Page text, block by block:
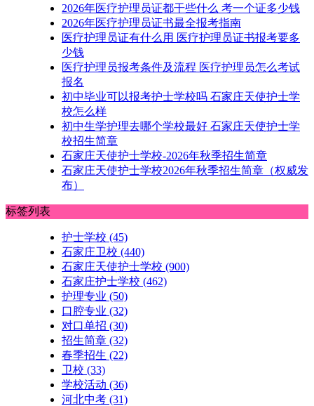
2026年医疗护理员证都干些什么 考一个证多少钱
2026年医疗护理员证书最全报考指南
医疗护理员证有什么用 医疗护理员证书报考要多
少钱
医疗护理员报考条件及流程 医疗护理员怎么考试
报名
初中毕业可以报考护士学校吗 石家庄天使护士学
校怎么样
初中生学护理去哪个学校最好 石家庄天使护士学
校招生简章
石家庄天使护士学校-2026年秋季招生简章
石家庄天使护士学校2026年秋季招生简章（权威发
布）
标签列表
护士学校 (45)
石家庄卫校 (440)
石家庄天使护士学校 (900)
石家庄护士学校 (462)
护理专业 (50)
口腔专业 (32)
对口单招 (30)
招生简章 (32)
春季招生 (22)
卫校 (33)
学校活动 (36)
河北中考 (31)